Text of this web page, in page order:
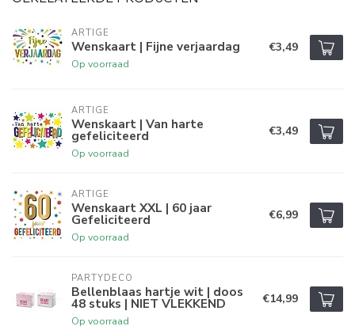
ARTIGE
Wenskaart | Fijne verjaardag
Op voorraad
€3,49
ARTIGE
Wenskaart | Van harte
gefeliciteerd
Op voorraad
€3,49
ARTIGE
Wenskaart XXL | 60 jaar
Gefeliciteerd
Op voorraad
€6,99
PARTYDECO
Bellenblaas hartje wit | doos
48 stuks | NIET VLEKKEND
Op voorraad
€14,99